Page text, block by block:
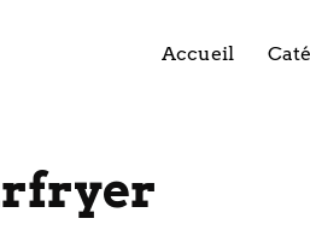
Accueil